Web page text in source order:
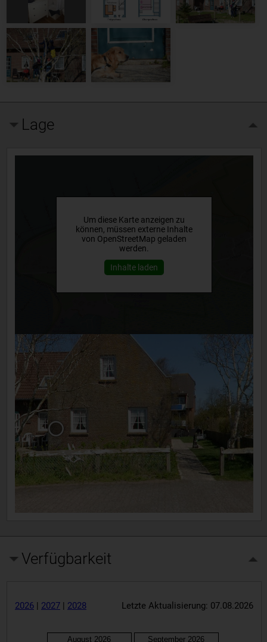
Lage
Um diese Karte anzeigen zu
können, müssen externe Inhalte
von OpenStreetMap geladen
werden.
Inhalte laden
Verfügbarkeit
2026| 2027| 2028 Letzte Aktualisierung: 07.08.2026
August 2026 September 2026